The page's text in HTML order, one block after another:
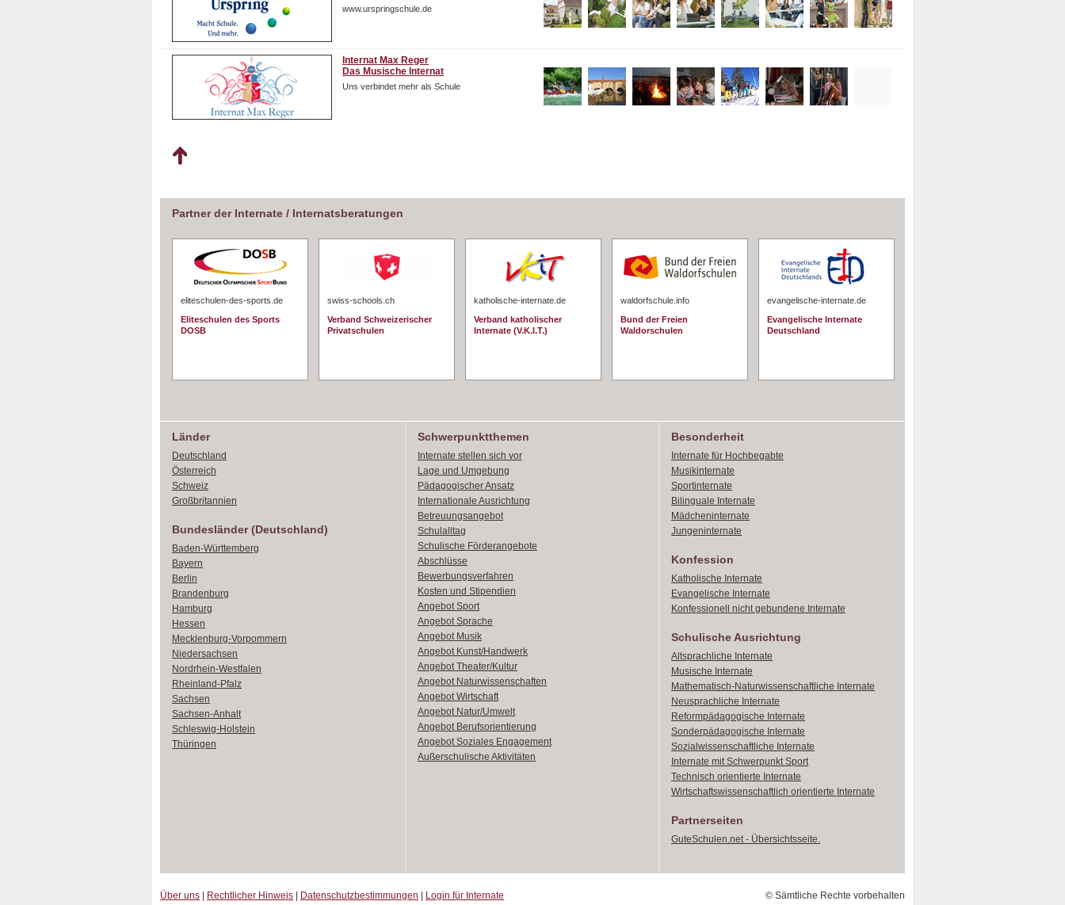
www.urspringschule.de
Internat Max Reger
Das Musische Internat
Uns verbindet mehr als Schule
Partner der Internate / Internatsberatungen
eliteschulen-des-sports.de
Eliteschulen des Sports
DOSB
swiss-schools.ch
Verband Schweizerischer
Privatschulen
katholische-internate.de
Verband katholischer
Internate (V.K.I.T.)
waldorfschule.info
Bund der Freien
Waldorschulen
evangelische-internate.de
Evangelische Internate
Deutschland
Länder
Deutschland
Österreich
Schweiz
Großbritannien
Bundesländer (Deutschland)
Baden-Württemberg
Bayern
Berlin
Brandenburg
Hamburg
Hessen
Mecklenburg-Vorpommern
Niedersachsen
Nordrhein-Westfalen
Rheinland-Pfalz
Sachsen
Sachsen-Anhalt
Schleswig-Holstein
Thüringen
Schwerpunktthemen
Internate stellen sich vor
Lage und Umgebung
Pädagogischer Ansatz
Internationale Ausrichtung
Betreuungsangebot
Schulalltag
Schulische Förderangebote
Abschlüsse
Bewerbungsverfahren
Kosten und Stipendien
Angebot Sport
Angebot Sprache
Angebot Musik
Angebot Kunst/Handwerk
Angebot Theater/Kultur
Angebot Naturwissenschaften
Angebot Wirtschaft
Angebot Natur/Umwelt
Angebot Berufsorientierung
Angebot Soziales Engagement
Außerschulische Aktivitäten
Besonderheit
Internate für Hochbegabte
Musikinternate
Sportinternate
Bilinguale Internate
Mädcheninternate
Jungeninternate
Konfession
Katholische Internate
Evangelische Internate
Konfessionell nicht gebundene Internate
Schulische Ausrichtung
Altsprachliche Internate
Musische Internate
Mathematisch-Naturwissenschaftliche Internate
Neusprachliche Internate
Reformpädagogische Internate
Sonderpädagogische Internate
Sozialwissenschaftliche Internate
Internate mit Schwerpunkt Sport
Technisch orientierte Internate
Wirtschaftswissenschaftlich orientierte Internate
Partnerseiten
GuteSchulen.net - Übersichtsseite.
Über uns Rechtlicher Hinweis Datenschutzbestimmungen Login für Internate © Sämtliche Rechte vorbehalten